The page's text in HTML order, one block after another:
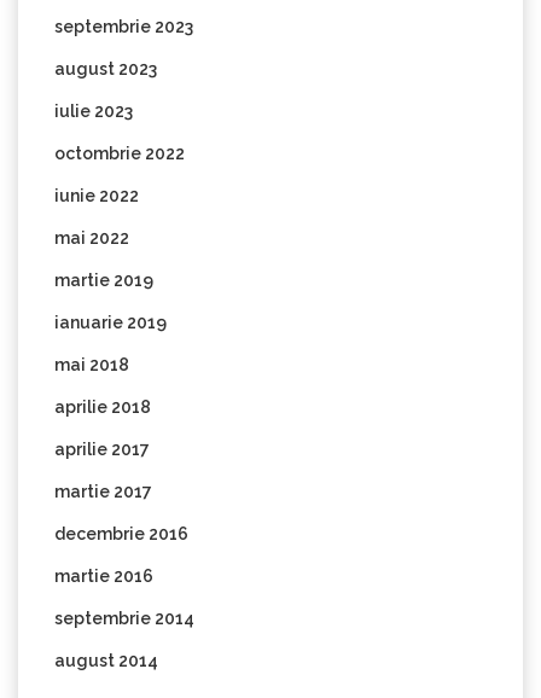
septembrie 2023
august 2023
iulie 2023
octombrie 2022
iunie 2022
mai 2022
martie 2019
ianuarie 2019
mai 2018
aprilie 2018
aprilie 2017
martie 2017
decembrie 2016
martie 2016
septembrie 2014
august 2014